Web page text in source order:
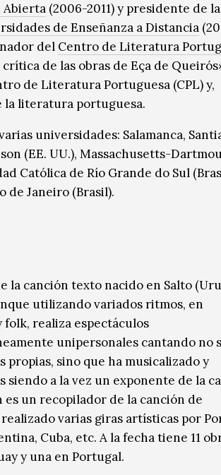
Abierta (2006-2011) y presidente de la
de Enseñanza a Distancia
del Centro de Literatura
de las obras de Eça de
de Literatura Portuguesa (CPL) y,
la literatura portuguesa.
universidades: Salamanca,
(EE. UU.), Massachusetts-
Católica de Río Grande do Sul
de Janeiro (Brasil).
la canción texto nacido en Salto
utilizando variados ritmos, en
realiza espectáculos
unipersonales cantando no
propias, sino que ha musicalizado y
siendo a la vez un exponente de la
un recopilador de la canción de
varias giras artísticas por
Cuba, etc. A la fecha tiene 11
y una en Portugal.